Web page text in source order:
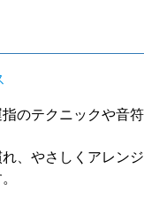
のテクニックや音符
、やさしくアレンジ